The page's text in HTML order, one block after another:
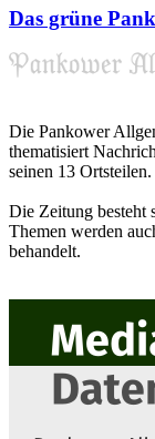
Das grüne
Die Pankower
thematisiert
seinen 13 Ortsteilen.
Die Zeitung besteht
Themen werden
behandelt.